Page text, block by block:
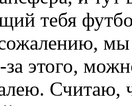
тебя
этого,
Считаю,